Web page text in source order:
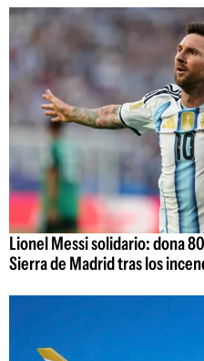
Lionel Messi solidario: dona
Sierra de Madrid tras los